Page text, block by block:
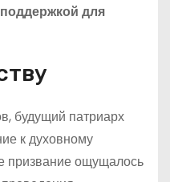
для
будущий патриарх
к духовному
призвание ощущалось